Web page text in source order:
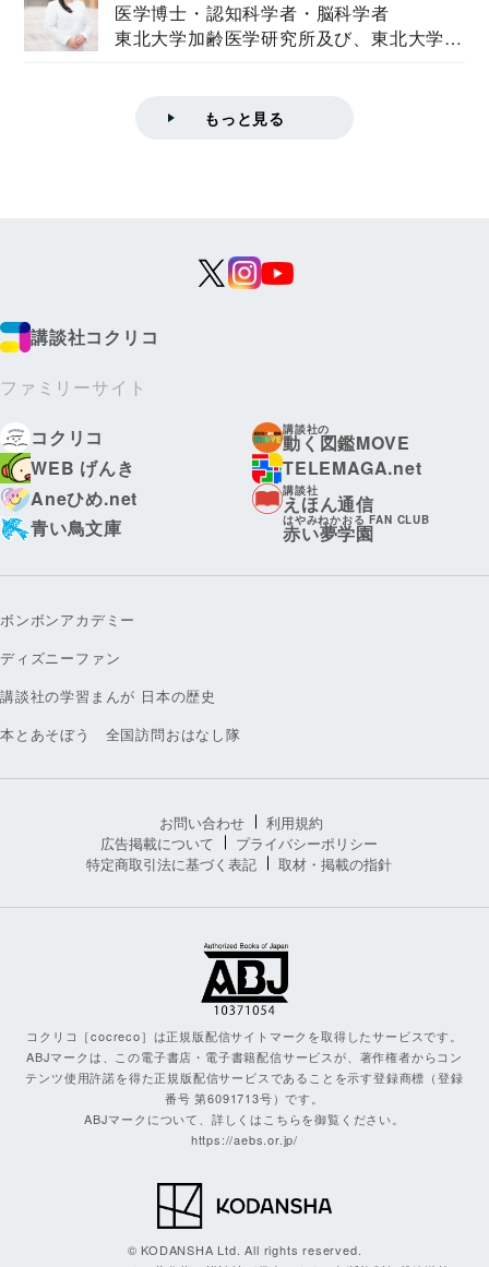
医学博士・認知科学者・脳科学者
東北大学加齢医学研究所及び、東北大学大
もっと見る
講談社コクリコ
ファミリーサイト
コクリコ
講談社の
動く図鑑MOVE
WEB げんき
TELEMAGA.net
Aneひめ.net
講談社
えほん通信
青い鳥文庫
はやみねかおる FAN CLUB
赤い夢学園
ボンボンアカデミー
ディズニーファン
講談社の学習まんが 日本の歴史
本とあそぼう 全国訪問おはなし隊
お問い合わせ
利用規約
広告掲載について
プライバシーポリシー
特定商取引法に基づく表記
取材・掲載の指針
コクリコ［cocreco］は正規版配信サイトマークを取得したサービスです。
ABJマークは、この電子書店・電子書籍配信サービスが、著作権者からコン
テンツ使用許諾を得た正規版配信サービスであることを示す登録商標（登録
番号 第6091713号）です。
ABJマークについて、詳しくはこちらを御覧ください。
https://aebs.or.jp/
© KODANSHA Ltd. All rights reserved.